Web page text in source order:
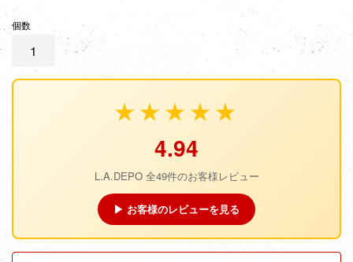
個数
★★★★★
4.94
L.A.DEPO 全49件のお客様レビュー
▶ お客様のレビューを見る